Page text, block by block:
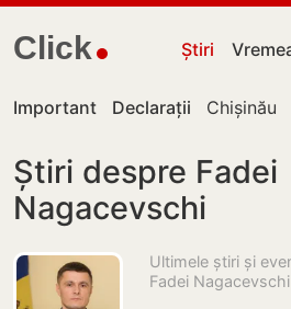
Click Știri
Important Declarații Chișinău
Știri despre Fadei
Nagacevschi
Ultimele știri și
Fadei Nagacevschi